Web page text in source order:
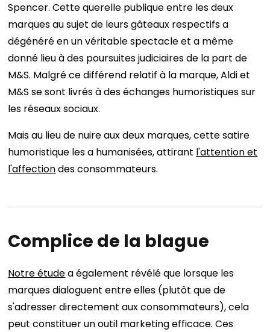
Spencer. Cette querelle publique entre les deux
marques au sujet de leurs gâteaux respectifs a
dégénéré en un véritable spectacle et a même
donné lieu à des poursuites judiciaires de la part de
M&S. Malgré ce différend relatif à la marque, Aldi et
M&S ​​se sont livrés à des échanges humoristiques sur
les réseaux sociaux.
Mais au lieu de nuire aux deux marques, cette satire
humoristique les a humanisées, attirant l'attention et
l'affectiondes consommateurs.
Complice de la blague
Notre étudea également révélé que lorsque les
marques dialoguent entre elles (plutôt que de
s'adresser directement aux consommateurs), cela
peut constituer un outil marketing efficace. Ces